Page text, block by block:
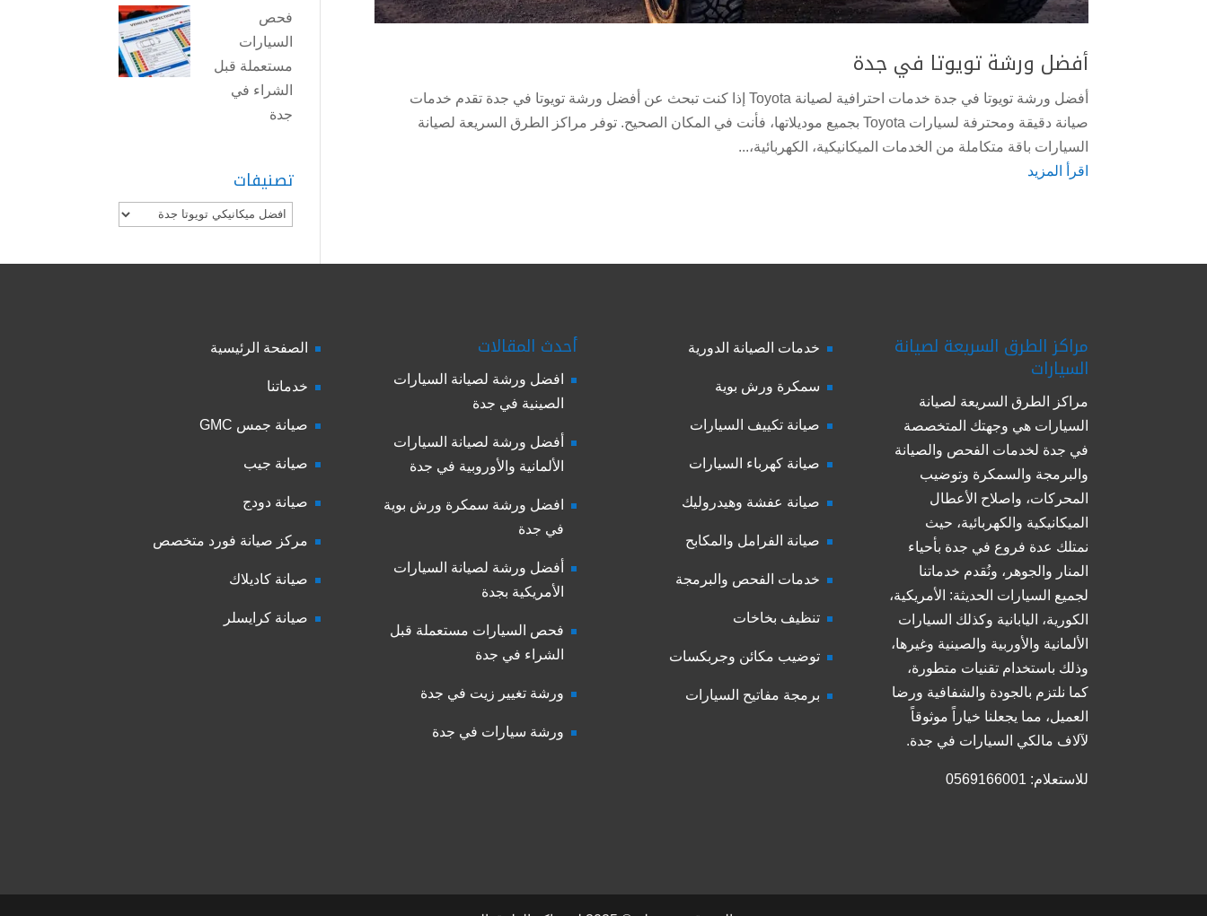
أفضل ورشة تويوتا في جدة
أفضل ورشة تويوتا في جدة خدمات احترافية لصيانة Toyota إذا كنت تبحث عن أفضل ورشة تويوتا في جدة تقدم خدمات
صيانة دقيقة ومحترفة لسيارات Toyota بجميع موديلاتها، فأنت في المكان الصحيح. توفر مراكز الطرق السريعة لصيانة
السيارات باقة متكاملة من الخدمات الميكانيكية، الكهربائية،...
اقرأ المزيد
فحص
السيارات
مستعملة قبل
الشراء في
جدة
تصنيفات
تصنيفات
مراكز الطرق السريعة لصيانة
السيارات
مراكز الطرق السريعة لصيانة
السيارات هي وجهتك المتخصصة
في جدة لخدمات الفحص والصيانة
والبرمجة والسمكرة وتوضيب
المحركات، واصلاح الأعطال
الميكانيكية والكهربائية، حيث
نمتلك عدة فروع في جدة بأحياء
المنار والجوهر، ونُقدم خدماتنا
لجميع السيارات الحديثة: الأمريكية،
الكورية، اليابانية وكذلك السيارات
الألمانية والأوربية والصينية وغيرها،
وذلك باستخدام تقنيات متطورة،
كما نلتزم بالجودة والشفافية ورضا
العميل، مما يجعلنا خياراً موثوقاً
لآلاف مالكي السيارات في جدة.
للاستعلام: 0569166001
خدمات الصيانة الدورية
سمكرة ورش بوية
صيانة تكييف السيارات
صيانة كهرباء السيارات
صيانة عفشة وهيدروليك
صيانة الفرامل والمكابح
خدمات الفحص والبرمجة
تنظيف بخاخات
توضيب مكائن وجربكسات
برمجة مفاتيح السيارات
أحدث المقالات
افضل ورشة لصيانة السيارات
الصينية في جدة
أفضل ورشة لصيانة السيارات
الألمانية والأوروبية في جدة
افضل ورشة سمكرة ورش بوية
في جدة
أفضل ورشة لصيانة السيارات
الأمريكية بجدة
فحص السيارات مستعملة قبل
الشراء في جدة
ورشة تغيير زيت في جدة
ورشة سيارات في جدة
الصفحة الرئيسية
خدماتنا
صيانة جمس GMC
صيانة جيب
صيانة دودج
مركز صيانة فورد متخصص
صيانة كاديلاك
صيانة كرايسلر